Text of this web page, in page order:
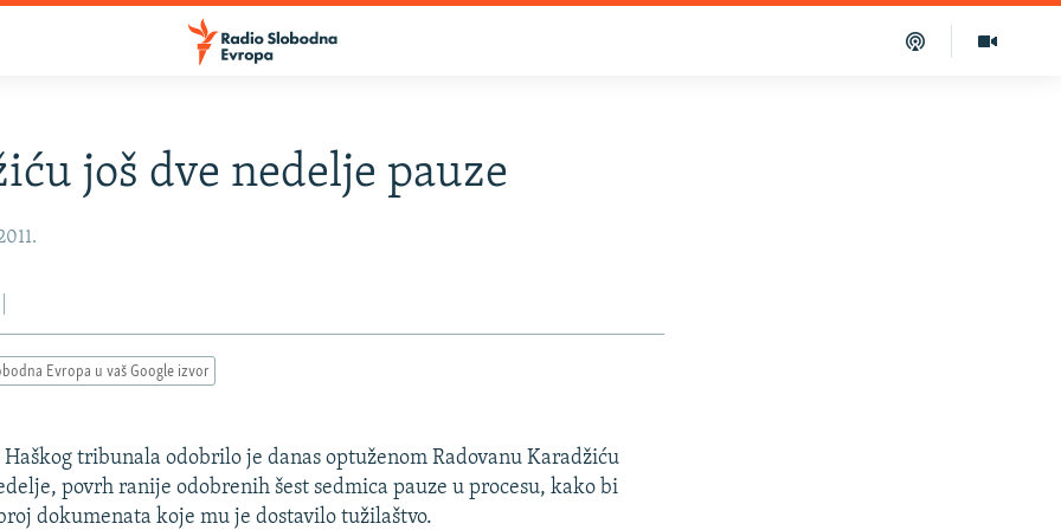
još dve nedelje pauze
Evropa u vaš Google izvor
Haškog tribunala odobrilo je danas optuženom Radovanu Karadžiću
povrh ranije odobrenih šest sedmica pauze u procesu, kako bi
dokumenata koje mu je dostavilo tužilaštvo.